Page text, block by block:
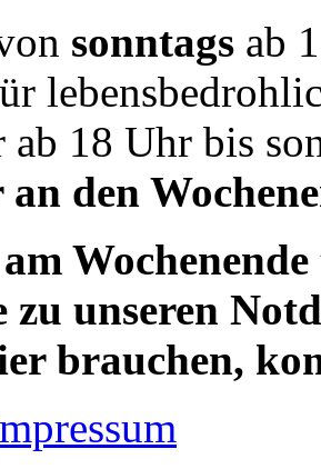
sonntags ab
ab 18 Uhr bis
an den
zu unseren
brauchen,